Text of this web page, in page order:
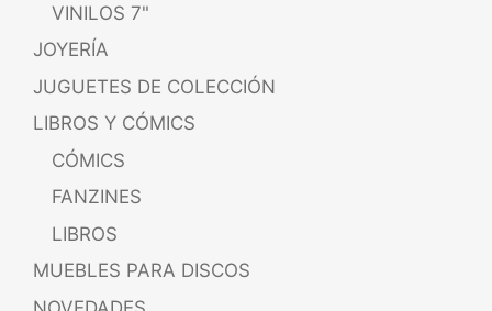
VINILOS 7"
JOYERÍA
JUGUETES DE COLECCIÓN
LIBROS Y CÓMICS
CÓMICS
FANZINES
LIBROS
MUEBLES PARA DISCOS